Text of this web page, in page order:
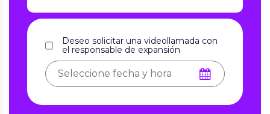
Deseo solicitar una videollamada con
el responsable de expansión